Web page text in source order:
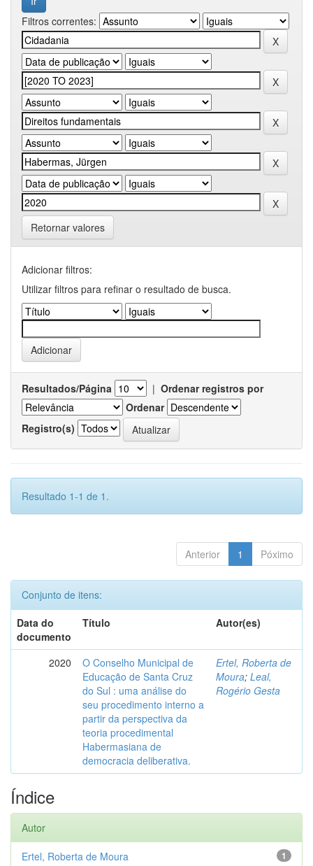
Filtros correntes:
Retornar valores
Adicionar filtros:
Utilizar filtros para refinar o resultado de busca.
Resultados/Página | Ordenar registros por
Ordenar
Registro(s)
Resultado 1-1 de 1.
Anterior 1 Póximo
Conjunto de itens:
Data do
documento
Título Autor(es)
2020
O Conselho Municipal de
Educação de Santa Cruz
do Sul : uma análise do
seu procedimento interno a
partir da perspectiva da
teoria procedimental
Habermasiana de
democracia deliberativa.
Ertel, Roberta de
Moura; Leal,
Rogério Gesta
Índice
Autor
1
Ertel, Roberta de Moura